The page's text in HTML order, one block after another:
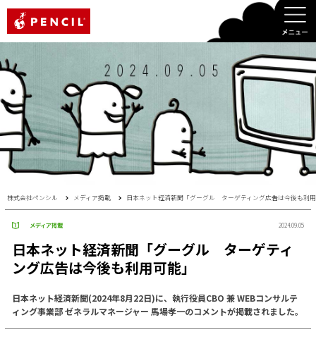
株式会社ペンシル メディア掲載 日本ネット経済新聞「グーグル ターゲティング広告は今後も利
メディア掲載 2024.09.05
日本ネット経済新聞「グーグル ターゲティ
ング広告は今後も利用可能」
日本ネット経済新聞(2024年8月22日)に、執行役員CBO 兼 WEBコンサルテ
ィング事業部 ゼネラルマネージャー 馬場孝一のコメントが掲載されました。